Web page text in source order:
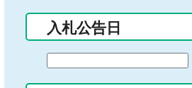
力
入札公告日